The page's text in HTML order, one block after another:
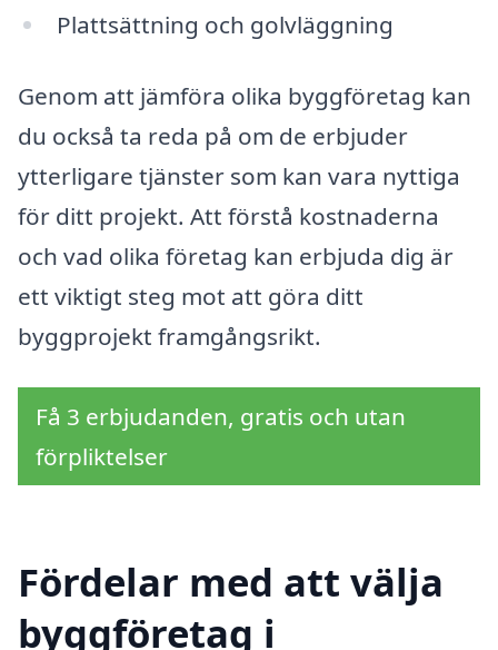
Plattsättning och golvläggning
Genom att jämföra olika byggföretag kan
du också ta reda på om de erbjuder
ytterligare tjänster som kan vara nyttiga
för ditt projekt. Att förstå kostnaderna
och vad olika företag kan erbjuda dig är
ett viktigt steg mot att göra ditt
byggprojekt framgångsrikt.
Få 3 erbjudanden, gratis och utan
förpliktelser
Fördelar med att välja
byggföretag i